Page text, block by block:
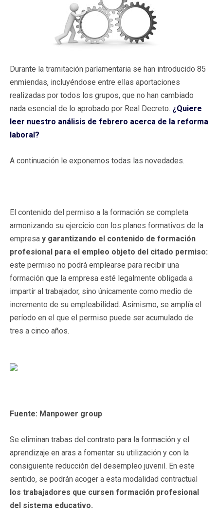
Durante la tramitación parlamentaria se han introducido 85
enmiendas, incluyéndose entre ellas aportaciones
realizadas por todos los grupos, que no han cambiado
nada esencial de lo aprobado por Real Decreto. ¿Quiere
leer nuestro análisis de febrero acerca de la reforma
laboral?
A continuación le exponemos todas las novedades.
El contenido del permiso a la formación se completa
armonizando su ejercicio con los planes formativos de la
empresa y garantizando el contenido de formación
profesional para el empleo objeto del citado permiso:
este permiso no podrá emplearse para recibir una
formación que la empresa esté legalmente obligada a
impartir al trabajador, sino únicamente como medio de
incremento de su empleabilidad. Asimismo, se amplía el
período en el que el permiso puede ser acumulado de
tres a cinco años.
Fuente: Manpower group
Se eliminan trabas del contrato para la formación y el
aprendizaje en aras a fomentar su utilización y con la
consiguiente reducción del desempleo juvenil. En este
sentido, se podrán acoger a esta modalidad contractual
los trabajadores que cursen formación profesional
del sistema educativo.